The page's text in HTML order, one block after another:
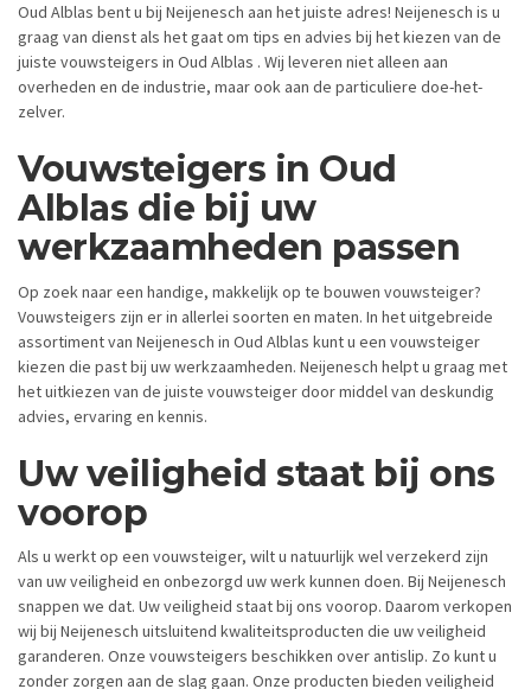
Oud Alblas bent u bij Neijenesch aan het juiste adres! Neijenesch is u
graag van dienst als het gaat om tips en advies bij het kiezen van de
juiste vouwsteigers in Oud Alblas . Wij leveren niet alleen aan
overheden en de industrie, maar ook aan de particuliere doe-het-
zelver.
Vouwsteigers in Oud
Alblas die bij uw
werkzaamheden passen
Op zoek naar een handige, makkelijk op te bouwen vouwsteiger?
Vouwsteigers zijn er in allerlei soorten en maten. In het uitgebreide
assortiment van Neijenesch in Oud Alblas kunt u een vouwsteiger
kiezen die past bij uw werkzaamheden. Neijenesch helpt u graag met
het uitkiezen van de juiste vouwsteiger door middel van deskundig
advies, ervaring en kennis.
Uw veiligheid staat bij ons
voorop
Als u werkt op een vouwsteiger, wilt u natuurlijk wel verzekerd zijn
van uw veiligheid en onbezorgd uw werk kunnen doen. Bij Neijenesch
snappen we dat. Uw veiligheid staat bij ons voorop. Daarom verkopen
wij bij Neijenesch uitsluitend kwaliteitsproducten die uw veiligheid
garanderen. Onze vouwsteigers beschikken over antislip. Zo kunt u
zonder zorgen aan de slag gaan. Onze producten bieden veiligheid